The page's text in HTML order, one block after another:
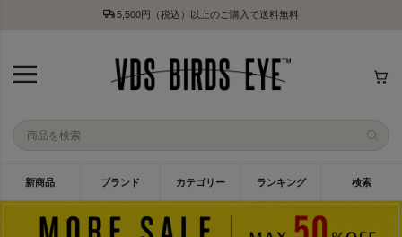
5,500円（税込）以上のご購入で送料無料
新商品 ブランド カテゴリー ランキング 検索